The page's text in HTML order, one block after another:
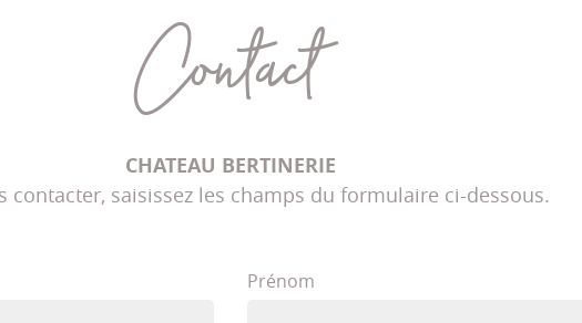
Contact
CHATEAU BERTINERIE
contacter, saisissez les champs du formulaire ci-dessous.
Prénom